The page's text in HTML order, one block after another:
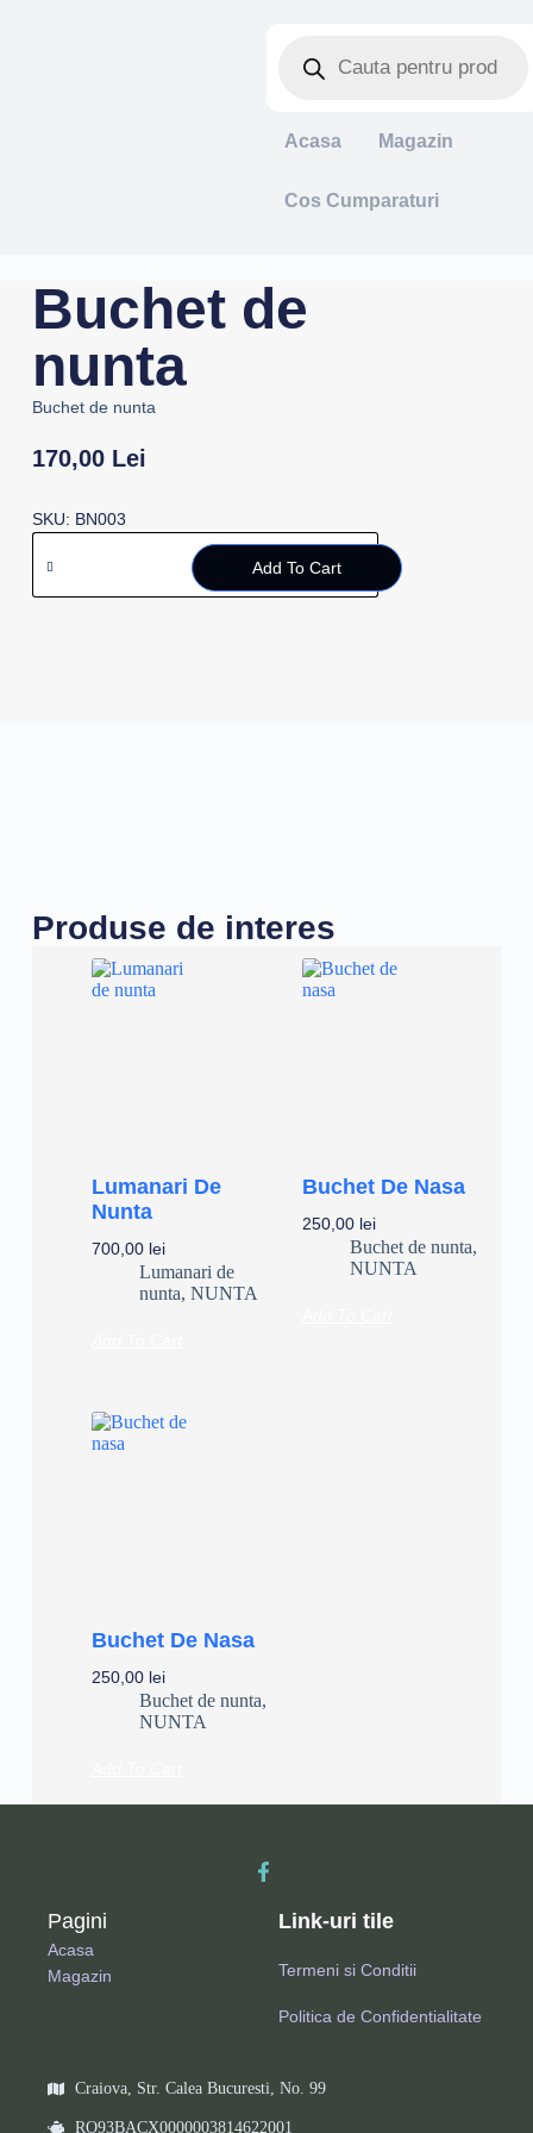
Acasa Magazin
Cos Cumparaturi
Buchet de
nunta
Buchet de nunta
170,00 Lei
SKU: BN003
Add To Cart
Produse de interes
Lumanari De
Nunta
700,00 lei
Lumanari de
nunta, NUNTA
Buchet De Nasa
250,00 lei
Buchet de nunta,
NUNTA
Buchet De Nasa
250,00 lei
Buchet de nunta,
NUNTA
Pagini
Acasa
Magazin
Link-uri tile
Termeni si Conditii
Politica de Confidentialitate
Craiova, Str. Calea Bucuresti, No. 99
RO93BACX0000003814622001